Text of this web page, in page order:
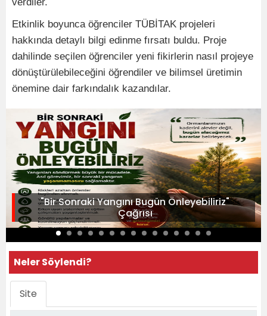
Etkinlik boyunca öğrenciler TÜBİTAK projeleri
hakkında detaylı bilgi edinme fırsatı buldu. Proje
dahilinde seçilen öğrenciler yeni fikirlerin nasıl projeye
dönüştürülebileceğini öğrendiler ve bilimsel üretimin
önemine dair farkındalık kazandılar.
"Bir Sonraki Yangını Bugün Önleyebiliriz"
Çağrısı
Neler Söylendi?
Site